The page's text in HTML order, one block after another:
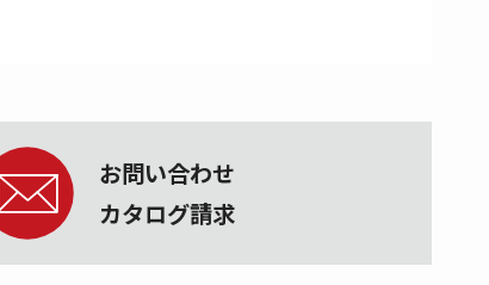
お問い合わせ
カタログ請求